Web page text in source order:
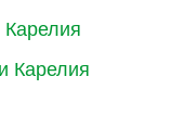
Карелия